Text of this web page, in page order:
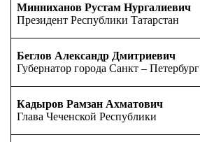
Минниханов Рустам Нургалиевич
Президент Республики Татарстан
Беглов Александр Дмитриевич
Губернатор города Санкт – Петербург
Кадыров Рамзан Ахматович
Глава Чеченской Республики